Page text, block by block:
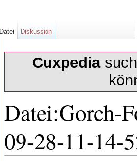
Cuxpedia
Datei:Gorch-
09-28-11-14-
Datei Diskussion